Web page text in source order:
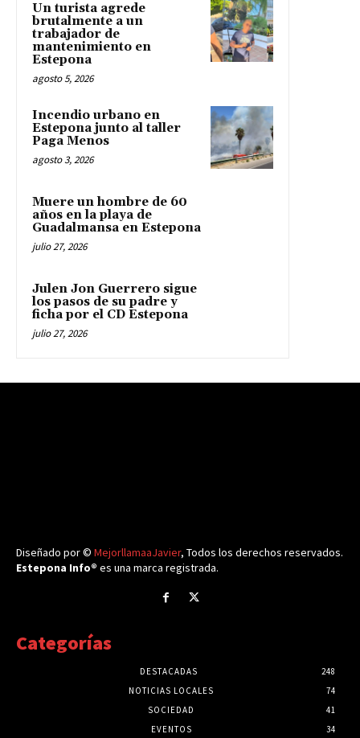
Un turista agrede
brutalmente a un
trabajador de
mantenimiento en
Estepona
agosto 5, 2026
Incendio urbano en
Estepona junto al taller
Paga Menos
agosto 3, 2026
Muere un hombre de 60
años en la playa de
Guadalmansa en Estepona
julio 27, 2026
Julen Jon Guerrero sigue
los pasos de su padre y
ficha por el CD Estepona
julio 27, 2026
Diseñado por © MejorllamaaJavier, Todos los derechos reservados.
Estepona Info® es una marca registrada.
Categorías
DESTACADAS
248
NOTICIAS LOCALES
74
SOCIEDAD
41
EVENTOS
34